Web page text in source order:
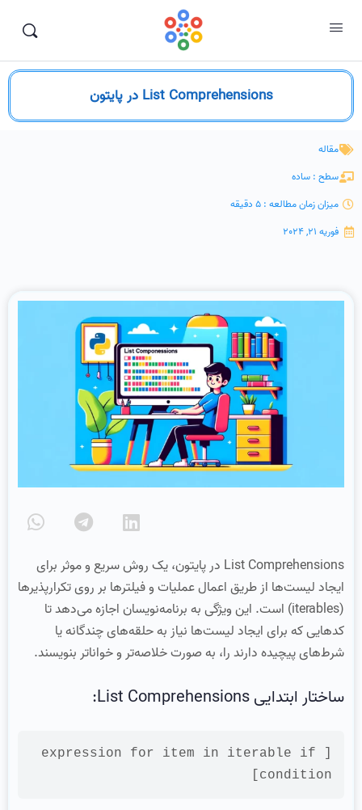
List Comprehensions در پایتون
مقاله
سطح : ساده
میزان زمان مطالعه : 5 دقیقه
فوریه 21, 2024
List Comprehensions در پایتون، یک روش سریع و موثر برای
ایجاد لیست‌ها از طریق اعمال عملیات و فیلترها بر روی تکرارپذیرها
(iterables) است. این ویژگی به برنامه‌نویسان اجازه می‌دهد تا
کد‌هایی که برای ایجاد لیست‌ها نیاز به حلقه‌های چندگانه یا
شرط‌های پیچیده دارند را، به صورت خلاصه‌تر و خواناتر بنویسند.
ساختار ابتدایی List Comprehensions:
expression for item in iterable if
condition